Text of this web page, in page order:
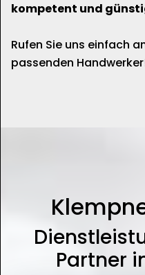
kompetent und
Rufen Sie uns einfach
passenden
Partner